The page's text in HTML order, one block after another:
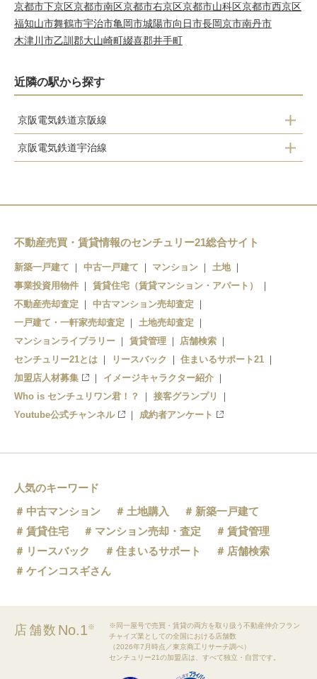
京都市下京区京都市南区京都市右京区京都市山科区京都市西京区
福知山市舞鶴市宇治市亀岡市城陽市向日市長岡京市南丹市
木津川市乙訓郡大山崎町綴喜郡井手町
近隣の駅から探す
京阪電気鉄道京阪線
墨染
石清水八幡宮
橋本
京阪電気鉄道宇治線
不動産売買・賃貸情報のセンチュリー21総合サイト
新築一戸建て 中古一戸建て マンション
土地
事業投資用物件
賃貸住宅（賃貸マンション・アパート）
不動産売却査定
中古マンション売却査定
一戸建て・一軒家売却査定
土地売却査定
マンションライブラリー
賃貸管理
店舗検索
センチュリー21とは
リースバック
住まいるサポート21
加盟店人材募集
イメージキャラクター紹介
Who is センチュリワン君！？
接客グランプリ
Youtube公式チャンネル
成約者アンケート
人気のキーワード
中古マンション
土地購入
新築一戸建て
賃貸住宅
マンション売却・査定
賃貸管理
リースバック
住まいるサポート
店舗検索
ケインコスギさん
店舗数 No.1※
※同一屋号で売買・賃貸の両方を取り扱う不動産仲介フラン
チャイズ業としての全国における店舗数
（2026年7月時点／東京商工リサーチ調べ）
センチュリー21の加盟店は、すべて独立・自営です。